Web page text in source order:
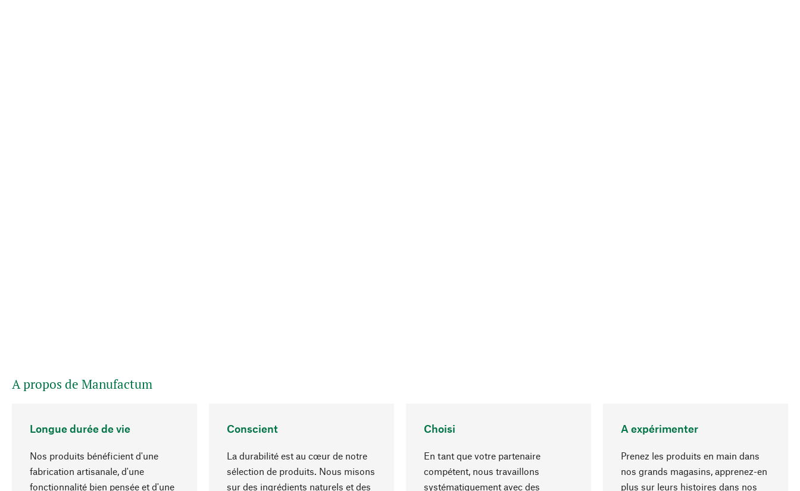
A propos de Manufactum
Longue durée de vie
Nos produits bénéficient d'une
fabrication artisanale, d'une
fonctionnalité bien pensée et d'une
Conscient
La durabilité est au cœur de notre
sélection de produits. Nous misons
sur des ingrédients naturels et des
Choisi
En tant que votre partenaire
compétent, nous travaillons
systématiquement avec des
A expérimenter
Prenez les produits en main dans
nos grands magasins, apprenez-en
plus sur leurs histoires dans nos